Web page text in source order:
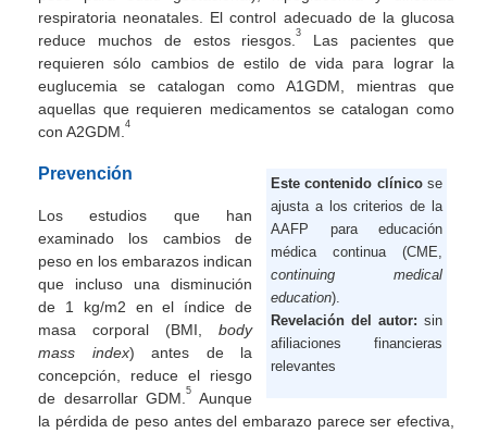
respiratoria neonatales. El control adecuado de la glucosa
reduce muchos de estos riesgos.3
Las pacientes que
requieren sólo cambios de estilo de vida para lograr la
euglucemia se catalogan como A1GDM, mientras que
aquellas que requieren medicamentos se catalogan como
con A2GDM. 4
Este contenido clínicose
ajusta a los criterios de la
AAFP para educación
médica continua (CME,
continuing medical
education).
Revelación del autor: sin
afiliaciones financieras
relevantes
Prevención
Los estudios que han
examinado los cambios de
peso en los embarazos indican
que incluso una disminución
de 1 kg/m2 en el índice de
masa corporal (BMI, body
mass index) antes de la
concepción, reduce el riesgo
de desarrollar GDM.5
Aunque
la pérdida de peso antes del embarazo parece ser efectiva,